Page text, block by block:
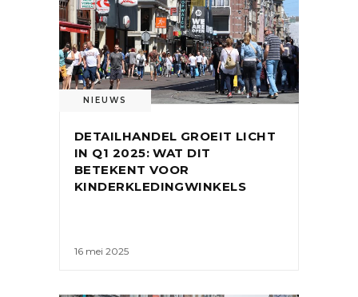
NIEUWS
DETAILHANDEL GROEIT LICHT
IN Q1 2025: WAT DIT
BETEKENT VOOR
KINDERKLEDINGWINKELS
16 mei 2025